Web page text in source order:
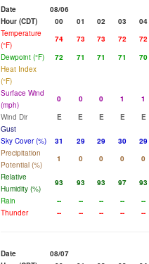
Date
08/06
Hour (CDT)
00 01 02 03 04
Temperature
(°F)
74 73 73 72 72
Dewpoint (°F)
72 71 71 71 70
Heat Index
(°F)
Surface Wind
(mph)
0 0 0 1 1
Wind Dir
E E E E E
Gust
Sky Cover (%)
31 29 29 30 29
Precipitation
Potential (%)
1 0 0 0 0
Relative
Humidity (%)
93 93 93 97 93
Rain
-- -- -- -- --
Thunder
-- -- -- -- --
Date
08/07